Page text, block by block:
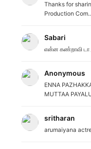
Thanks for
Production
Sabari
என்ன கண்றாவி டா
Anonymous
ENNA
MUTTAA
sritharan
arumaiyana